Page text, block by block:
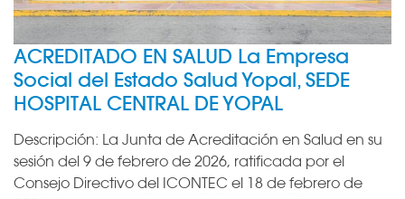
ACREDITADO EN SALUD La Empresa
Social del Estado Salud Yopal, SEDE
HOSPITAL CENTRAL DE YOPAL
Descripción: La Junta de Acreditación en Salud en su
sesión del 9 de febrero de 2026, ratificada por el
Consejo Directivo del ICONTEC el 18 de febrero de